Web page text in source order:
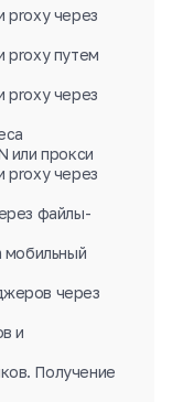
proxy через
proxy путем
proxy через
или прокси
proxy через
файлы-
мобильный
через
и
Получение